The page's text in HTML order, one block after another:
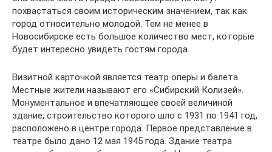
похвастаться своим историческим значением, так как
город относительно молодой. Тем не менее в
Новосибирске есть большое количество мест, которые
будет интересно увидеть гостям города.
Визитной карточкой является театр оперы и балета.
Местные жители называют его «Сибирский Колизей».
Монументальное и впечатляющее своей величиной
здание, строительство которого шло с 1931 по 1941 год,
расположено в центре города. Первое представление в
театре было дано 12 мая 1945 года. Здание театра